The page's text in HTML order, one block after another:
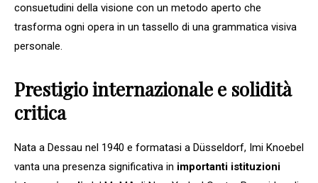
consuetudini della visione con un metodo aperto che
trasforma ogni opera in un tassello di una grammatica visiva
personale.
Prestigio internazionale e solidità
critica
Nata a Dessau nel 1940 e formatasi a Düsseldorf, Imi Knoebel
vanta una presenza significativa in importanti istituzioni